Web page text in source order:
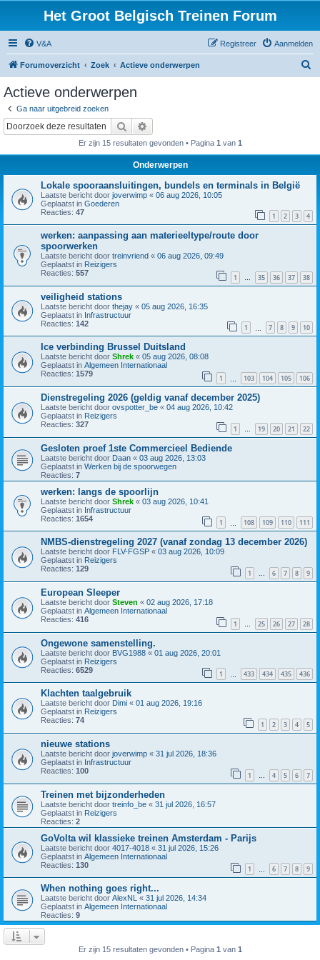
Het Groot Belgisch Treinen Forum
V&A Aanmelden
Registreer
Forumoverzicht Zoek Actieve onderwerpen
Actieve onderwerpen
Ga naar uitgebreid zoeken
Zoek
Er zijn 15 resultaten gevonden • Pagina 1 van 1
Onderwerpen
Lokale spooraansluitingen, bundels en terminals in België
Laatste bericht door joverwimp « 06 aug 2026, 10:05
Geplaatst in Goederen
Reacties: 47 1 2 3 4
werken: aanpassing aan materieeltype/route door
spoorwerken
Laatste bericht door treinvriend « 06 aug 2026, 09:49
Geplaatst in Reizigers
Reacties: 557 1 … 35 36 37 38
veiligheid stations
Laatste bericht door thejay « 05 aug 2026, 16:35
Geplaatst in Infrastructuur
Reacties: 142 1 7 8 9 10
Ice verbinding Brussel Duitsland
Laatste bericht door Shrek « 05 aug 2026, 08:08
Geplaatst in Algemeen Internationaal
Reacties: 1579 1 103 104 105 106
Dienstregeling 2026 (geldig vanaf december 2025)
Laatste bericht door ovspotter_be « 04 aug 2026, 10:42
Geplaatst in Reizigers
Reacties: 327 1 … 19 20 21 22
Gesloten proef 1ste Commercieel Bediende
Laatste bericht door Daan « 03 aug 2026, 13:03
Geplaatst in Werken bij de spoorwegen
Reacties: 7
werken: langs de spoorlijn
Laatste bericht door Shrek « 03 aug 2026, 10:41
Geplaatst in Infrastructuur
Reacties: 1654 1 108 109 110 111
NMBS-dienstregeling 2027 (vanaf zondag 13 december 2026)
Laatste bericht door FLV-FGSP « 03 aug 2026, 10:09
Geplaatst in Reizigers
Reacties: 129 1 … 6 7 8 9
European Sleeper
Laatste bericht door Steven « 02 aug 2026, 17:18
Geplaatst in Algemeen Internationaal
Reacties: 416 1 … 25 26 27 28
Ongewone samenstelling.
Laatste bericht door BVG1988 « 01 aug 2026, 20:01
Geplaatst in Reizigers
Reacties: 6529 1 433 434 435 436
Klachten taalgebruik
Laatste bericht door Dimi « 01 aug 2026, 19:16
Geplaatst in Reizigers
Reacties: 74 1 2 3 4 5
nieuwe stations
Laatste bericht door joverwimp « 31 jul 2026, 18:36
Geplaatst in Infrastructuur
Reacties: 100 1 … 4 5 6 7
Treinen met bijzonderheden
Laatste bericht door treinfo_be « 31 jul 2026, 16:57
Geplaatst in Reizigers
Reacties: 2
GoVolta wil klassieke treinen Amsterdam - Parijs
Laatste bericht door 4017-4018 « 31 jul 2026, 15:26
Geplaatst in Algemeen Internationaal
Reacties: 130 1 6 7 8 9
When nothing goes right...
Laatste bericht door AlexNL « 31 jul 2026, 14:34
Geplaatst in Algemeen Internationaal
Reacties: 9
Er zijn 15 resultaten gevonden • Pagina 1 van 1